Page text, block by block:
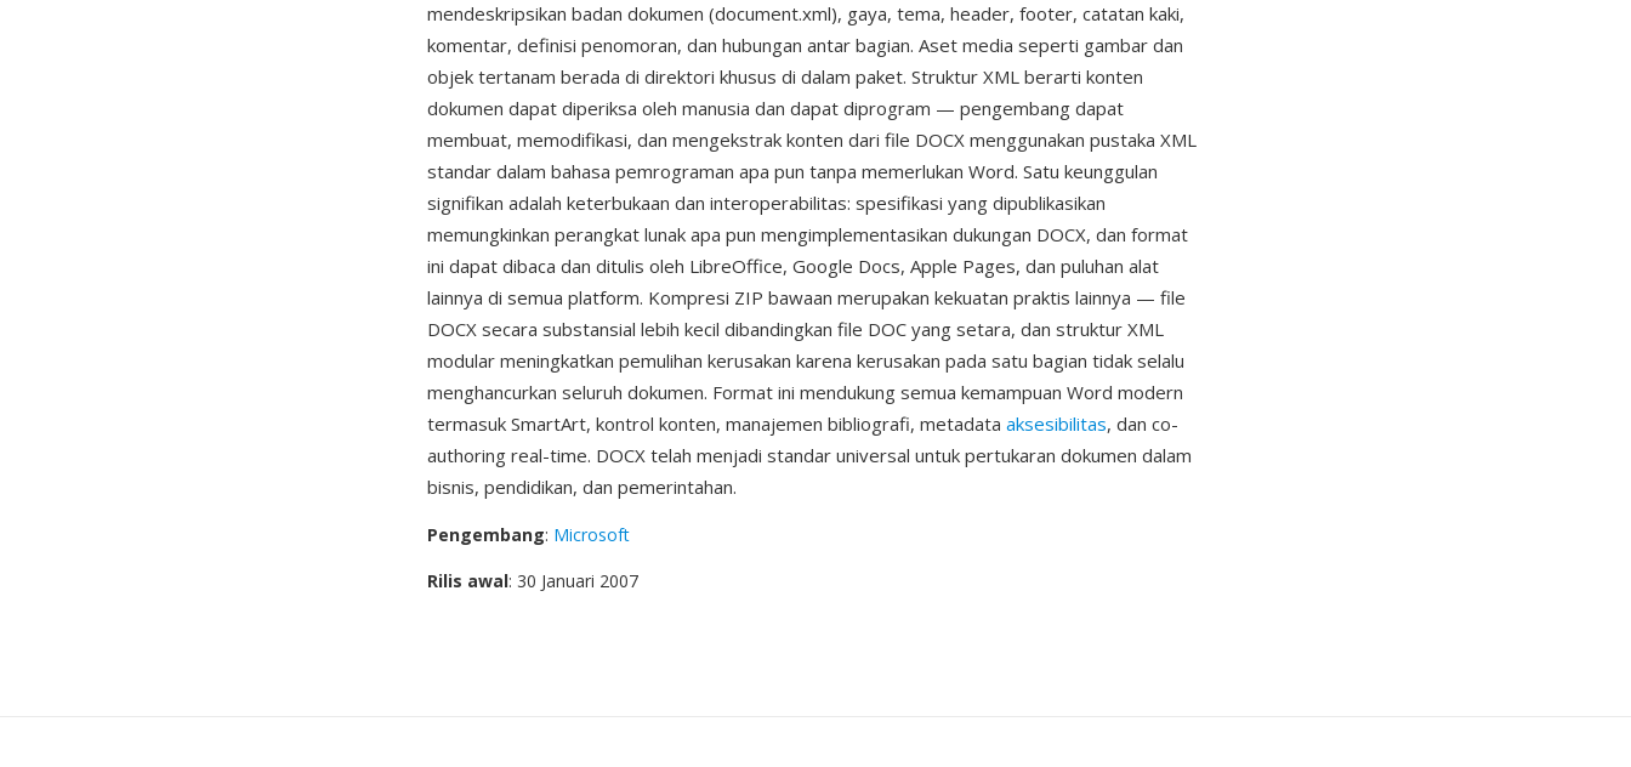
mendeskripsikan badan dokumen (document.xml), gaya, tema, header, footer, catatan kaki,
komentar, definisi penomoran, dan hubungan antar bagian. Aset media seperti gambar dan
objek tertanam berada di direktori khusus di dalam paket. Struktur XML berarti konten
dokumen dapat diperiksa oleh manusia dan dapat diprogram — pengembang dapat
membuat, memodifikasi, dan mengekstrak konten dari file DOCX menggunakan pustaka XML
standar dalam bahasa pemrograman apa pun tanpa memerlukan Word. Satu keunggulan
signifikan adalah keterbukaan dan interoperabilitas: spesifikasi yang dipublikasikan
memungkinkan perangkat lunak apa pun mengimplementasikan dukungan DOCX, dan format
ini dapat dibaca dan ditulis oleh LibreOffice, Google Docs, Apple Pages, dan puluhan alat
lainnya di semua platform. Kompresi ZIP bawaan merupakan kekuatan praktis lainnya — file
DOCX secara substansial lebih kecil dibandingkan file DOC yang setara, dan struktur XML
modular meningkatkan pemulihan kerusakan karena kerusakan pada satu bagian tidak selalu
menghancurkan seluruh dokumen. Format ini mendukung semua kemampuan Word modern
termasuk SmartArt, kontrol konten, manajemen bibliografi, metadata aksesibilitas, dan co-
authoring real-time. DOCX telah menjadi standar universal untuk pertukaran dokumen dalam
bisnis, pendidikan, dan pemerintahan.
Pengembang: Microsoft
Rilis awal: 30 Januari 2007